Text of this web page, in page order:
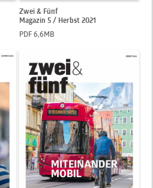
Zwei & Fünf
Magazin 5 / Herbst 2021
PDF 6,6MB